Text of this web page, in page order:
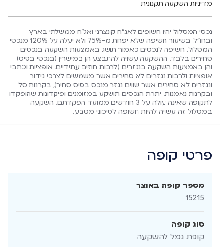
מדיניות השקעה תקנונית
נכסי המסלול יהיו חשופים לאג"ח קונצרני ואג"ח ממשלתי בארץ
ובחו"ל, בשיעור חשיפה שלא יפחת מ-75% ולא יעלה על 120% מנכסי
המסלול. חשיפה לנכסים כאמור תושג באמצעות השקעה בנכסים
סחירים בלבד. ההשקעה עשויה להתבצע הן במישרין (בנכסי בסיס)
והן באמצעות השקעה בנגזרים (לרבות חוזים עתידיים, אופציות וכתבי
אופציות ולרבות נגזרים לא סחירים אשר משמשים לצרכי גידור
ונגזרים לא סחירים אשר שווים נגזר מנכס בסיס סחיר), בקרנות סל
ובקרנות נאמנות. יתרת הנכסים תושקע במזומנים ופיקדונות שהופקדו
לתקופה שאינה עולה על 3 חודשים ממועד הפקדתם. השקעה
במסלול זה עשויה להיות חשופה לסיכוני מטבע.
פרטי קופה
מספר קופה באוצר
15215
סוג קופה
קופת גמל להשקעה